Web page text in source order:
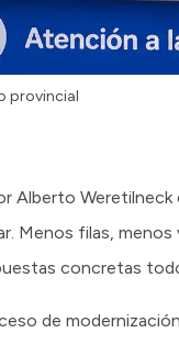
provincial
Alberto Weretilneck
Menos filas,
concretas
de